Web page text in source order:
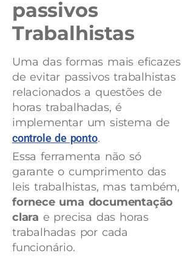
passivos
Trabalhistas
Uma das formas mais eficazes
de evitar passivos trabalhistas
relacionados a questões de
horas trabalhadas, é
implementar um sistema de
controle de ponto.
Essa ferramenta não só
garante o cumprimento das
leis trabalhistas, mas também,
fornece uma documentação
clara e precisa das horas
trabalhadas por cada
funcionário.